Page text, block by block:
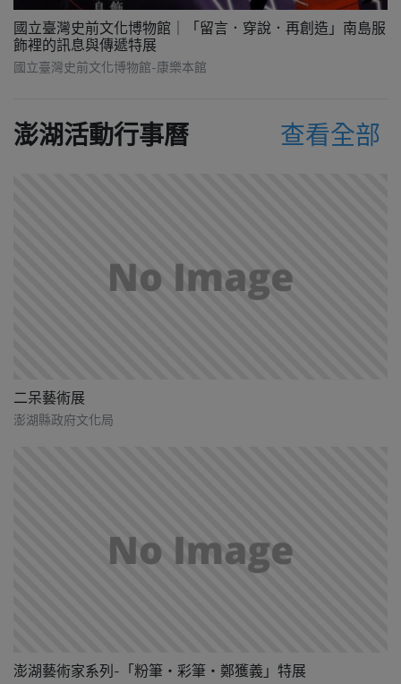
國立臺灣史前文化博物館｜「留言．穿說．再創造」南島服
飾裡的訊息與傳遞特展
國立臺灣史前文化博物館-康樂本館
澎湖活動行事曆 查看全部
二呆藝術展
澎湖縣政府文化局
澎湖藝術家系列-「粉筆‧彩筆‧鄭獲義」特展